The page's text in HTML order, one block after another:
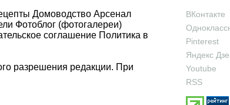
Домоводство Арсенал
Фотоблог (фотогалереи)
соглашение Политика в
разрешения редакции. При
ВКонтакте
Pinterest
Яндекс
Youtube
RSS